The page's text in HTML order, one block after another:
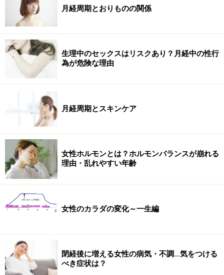
月経周期とおりものの関係
生理中のセックスはリスクあり？月経中の性行
為が危険な理由
月経周期とスキンケア
女性ホルモンとは？ホルモンバランスが崩れる
理由・乱れやすい年齢
女性のカラダの変化～一生編
閉経後に増える女性の病気・不調…気をつける
べき症状は？